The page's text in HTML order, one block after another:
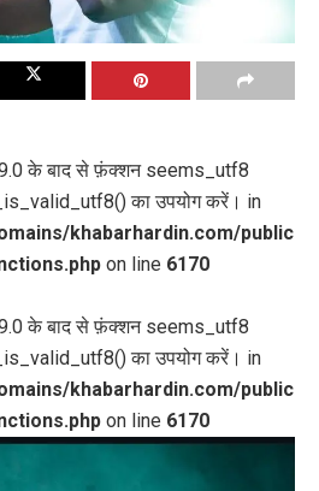
के बाद से फ़ंक्शन seems_utf8
का उपयोग करें। in
khabarhardin.com/public
on line 6170
के बाद से फ़ंक्शन seems_utf8
का उपयोग करें। in
khabarhardin.com/public
on line 6170